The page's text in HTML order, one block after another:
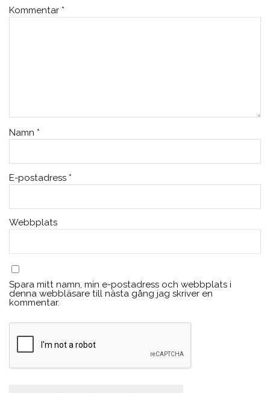
Kommentar *
Namn *
E-postadress *
Webbplats
Spara mitt namn, min e-postadress och webbplats i
denna webbläsare till nästa gång jag skriver en
kommentar.